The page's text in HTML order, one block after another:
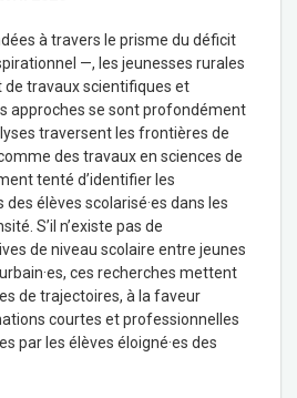
à travers le prisme du déficit
—, les jeunesses rurales
de travaux scientifiques et
approches se sont profondément
traversent les frontières de
des travaux en sciences de
tenté d’identifier les
élèves scolarisé·es dans les
S’il n’existe pas de
de niveau scolaire entre jeunes
ces recherches mettent
de trajectoires, à la faveur
courtes et professionnelles
par les élèves éloigné·es des